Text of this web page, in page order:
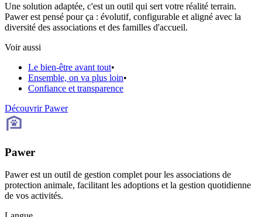
Une solution adaptée, c'est un outil qui sert votre réalité terrain.
Pawer est pensé pour ça : évolutif, configurable et aligné avec la
diversité des associations et des familles d'accueil.
Voir aussi
Le bien-être avant tout•
Ensemble, on va plus loin•
Confiance et transparence
Découvrir Pawer
Pawer
Pawer est un outil de gestion complet pour les associations de
protection animale, facilitant les adoptions et la gestion quotidienne
de vos activités.